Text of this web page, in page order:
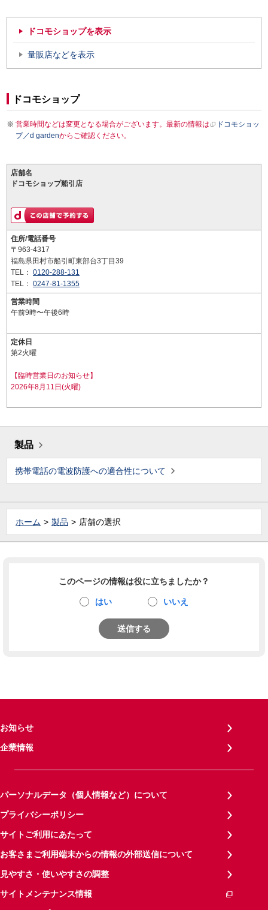
ドコモショップを表示
量販店などを表示
ドコモショップ
営業時間などは変更となる場合がございます。最新の情報は
ドコモショッ
プ／d gardenからご確認ください。
店舗名
ドコモショップ船引店
住所/電話番号
〒963-4317
福島県田村市船引町東部台3丁目39
TEL： 0120-288-131
TEL： 0247-81-1355
営業時間
午前9時〜午後6時
定休日
第2火曜
【臨時営業日のお知らせ】
2026年8月11日(火曜)
製品
携帯電話の電波防護への適合性について
ホーム 製品 店舗の選択
このページの情報は役に立ちましたか？
はい いいえ
送信する
お知らせ
企業情報
パーソナルデータ（個人情報など）について
プライバシーポリシー
サイトご利用にあたって
お客さまご利用端末からの情報の外部送信について
見やすさ・使いやすさの調整
サイトメンテナンス情報